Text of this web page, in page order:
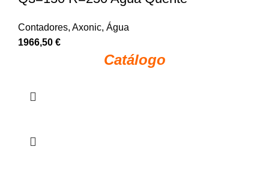
Contadores, Axonic, Água
1966,50 €
Catálogo